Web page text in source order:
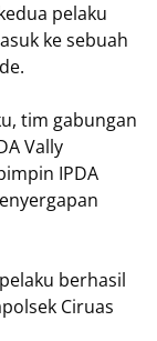
pelaku
ke sebuah
tim gabungan
Vally
IPDA
berhasil
Ciruas